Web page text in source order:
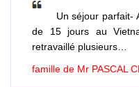
Un séjour parfait-
de 15 jours au
retravaillé plusieurs…
famille de Mr PASCAL